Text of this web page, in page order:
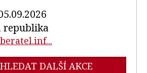
republika
DALŠÍ AKCE